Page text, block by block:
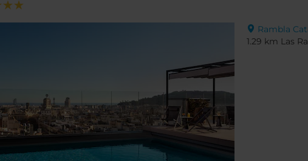
Rambla
1.29 km Las